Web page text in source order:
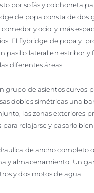
por sofás y colchoneta
de popa consta de dos
y ocio, y más
El flybridge de popa y
pasillo lateral en estribor y
diferentes áreas.
grupo de asientos curvos
dobles simétricas una
las zonas exteriores
relajarse y pasarlo bien.
de ancho completo
y almacenamiento. Un
y dos motos de agua.